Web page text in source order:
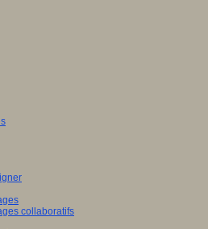
collaboratifs